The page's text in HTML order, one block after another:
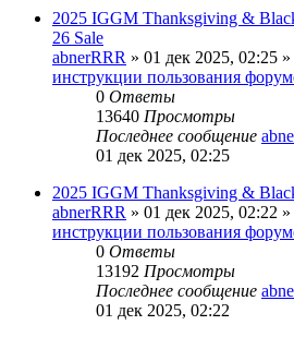
2025 IGGM Thanksgiving &
26 Sale
abnerRRR » 01 дек 2025, 02:25
инструкции пользования
0 Ответы
13640 Просмотры
Последнее сообщение
01 дек 2025, 02:25
2025 IGGM Thanksgiving &
abnerRRR » 01 дек 2025, 02:22
инструкции пользования
0 Ответы
13192 Просмотры
Последнее сообщение
01 дек 2025, 02:22